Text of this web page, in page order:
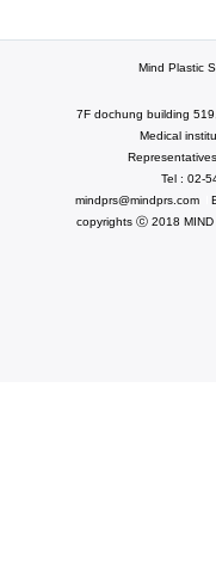
Mind Plastic
7F dochung building
Medical
Tel : 02-
mindprs@mindprs.com
copyrights ⓒ 2018 MIND